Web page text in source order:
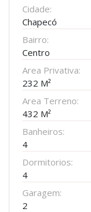
Cidade:
Chapecó
Bairro:
Centro
Area Privativa:
232 M²
Area Terreno:
432 M²
Banheiros:
4
Dormitorios:
4
Garagem:
2